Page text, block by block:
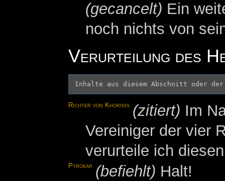
(gecancelt) Ein
noch nichts von
Verurteilung des
Inhalte aus diesem Abschnitt oder
Richter von Khorinis (zitiert) Im
Vereiniger der vier
verurteile ich
Pyrokar (befiehlt) Halt!